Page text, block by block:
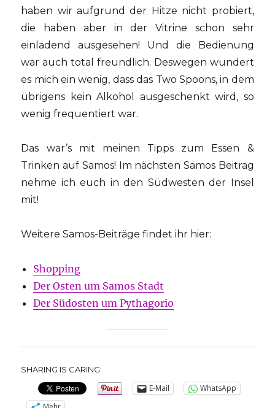
haben wir aufgrund der Hitze nicht probiert,
die haben aber in der Vitrine schon sehr
einladend ausgesehen! Und die Bedienung
war auch total freundlich. Deswegen wundert
es mich ein wenig, dass das Two Spoons, in dem
übrigens kein Alkohol ausgeschenkt wird, so
wenig frequentiert war.
Das war’s mit meinen Tipps zum Essen &
Trinken auf Samos! Im nächsten Samos Beitrag
nehme ich euch in den Südwesten der Insel
mit!
Weitere Samos-Beiträge findet ihr hier:
Shopping
Der Osten um Samos Stadt
Der Südosten um Pythagorio
SHARING IS CARING:
E-Mail
WhatsApp